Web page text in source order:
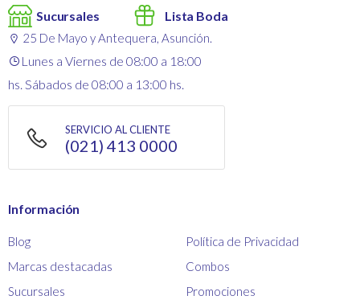
Sucursales Lista Boda
25 De Mayo y Antequera, Asunción.
Lunes a Viernes de 08:00 a 18:00
hs. Sábados de 08:00 a 13:00 hs.
SERVICIO AL CLIENTE
(021) 413 0000
Información
Blog
Marcas destacadas
Sucursales
Política de Privacidad
Combos
Promociones